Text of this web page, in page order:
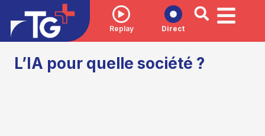
Replay Direct
L’IA pour quelle société ?